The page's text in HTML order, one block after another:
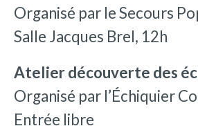
Organisé par le Secours
Salle Jacques Brel, 12h
Atelier découverte des
Organisé par l’Échiquier
Entrée libre